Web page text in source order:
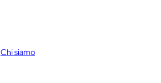
Chi siamo